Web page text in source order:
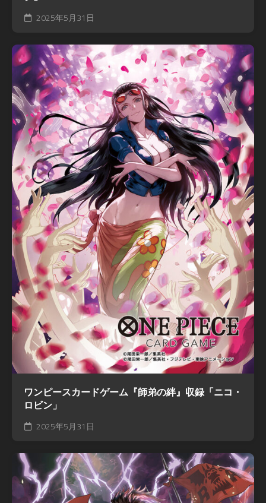
2025年5月31日
ワンピースカードゲーム『師弟の絆』収録「ニコ・
ロビン」
2025年5月31日